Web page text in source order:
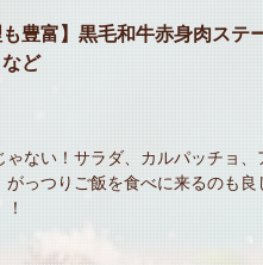
コースを多数ご用意♪飲み会
～
った飲み放題付きコースを多数